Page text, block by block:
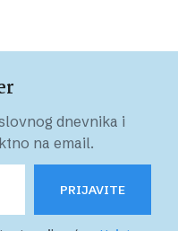
dnevnika i
na email.
PRIJAVITE